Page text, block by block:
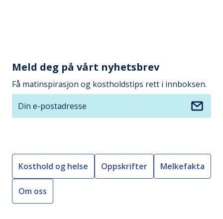
Meld deg på vårt nyhetsbrev
Få matinspirasjon og kostholdstips rett i innboksen.
Din e-postadresse
Kosthold og helse Oppskrifter Melkefakta
Om oss